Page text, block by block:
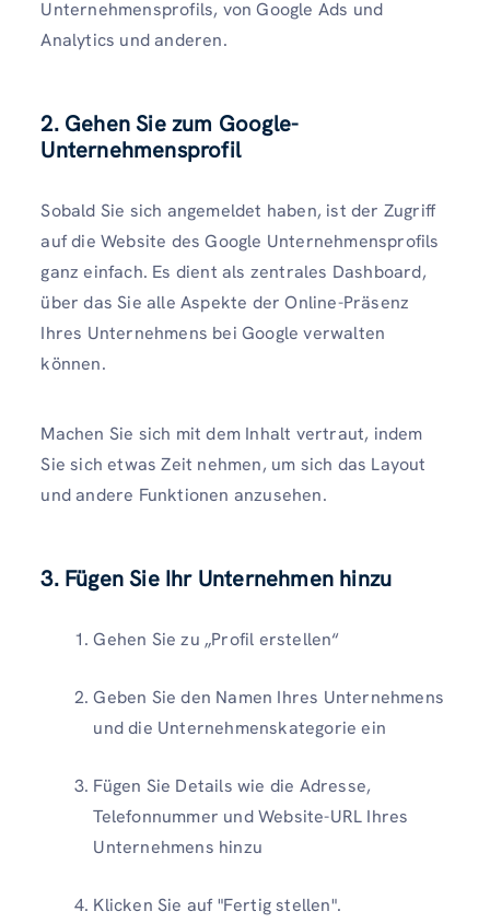
Unternehmensprofils, von Google Ads und
Analytics und anderen.
2. Gehen Sie zum Google-
Unternehmensprofil
Sobald Sie sich angemeldet haben, ist der Zugriff
auf die Website des Google Unternehmensprofils
ganz einfach. Es dient als zentrales Dashboard,
über das Sie alle Aspekte der Online-Präsenz
Ihres Unternehmens bei Google verwalten
können.
Machen Sie sich mit dem Inhalt vertraut, indem
Sie sich etwas Zeit nehmen, um sich das Layout
und andere Funktionen anzusehen.
3. Fügen Sie Ihr Unternehmen hinzu
Gehen Sie zu „Profil erstellen“
Geben Sie den Namen Ihres Unternehmens
und die Unternehmenskategorie ein
Fügen Sie Details wie die Adresse,
Telefonnummer und Website-URL Ihres
Unternehmens hinzu
Klicken Sie auf "Fertig stellen".